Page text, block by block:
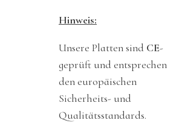
Hinweis:
Unsere Platten sind CE-
geprüft und entsprechen
den europäischen
Sicherheits- und
Qualitätsstandards.